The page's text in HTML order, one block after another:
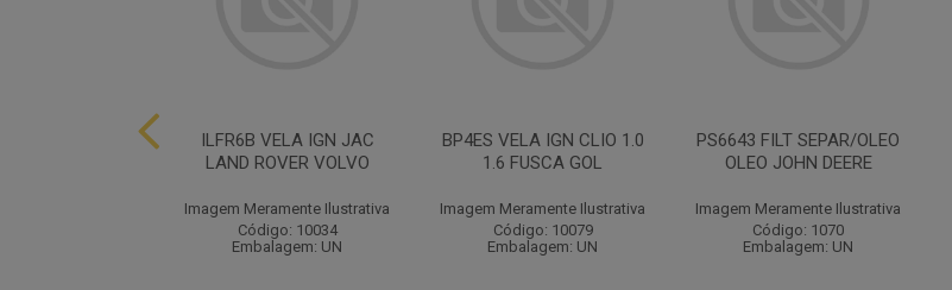
ILFR6B VELA IGN JAC
LAND ROVER VOLVO
Imagem Meramente Ilustrativa
Código: 10034
Embalagem: UN
BP4ES VELA IGN CLIO 1.0
1.6 FUSCA GOL
Imagem Meramente Ilustrativa
Código: 10079
Embalagem: UN
PS6643 FILT SEPAR/OLEO
OLEO JOHN DEERE
Imagem Meramente Ilustrativa
Código: 1070
Embalagem: UN